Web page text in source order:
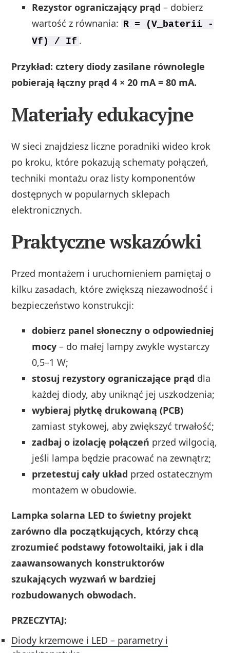
Rezystor ograniczający prąd – dobierz
wartość z równania: R = (V_baterii -
Vf) / If .
Przykład: cztery diody zasilane równolegle
pobierają łączny prąd 4 × 20 mA = 80 mA.
Materiały edukacyjne
W sieci znajdziesz liczne poradniki wideo krok
po kroku, które pokazują schematy połączeń,
techniki montażu oraz listy komponentów
dostępnych w popularnych sklepach
elektronicznych.
Praktyczne wskazówki
Przed montażem i uruchomieniem pamiętaj o
kilku zasadach, które zwiększą niezawodność i
bezpieczeństwo konstrukcji:
dobierz panel słoneczny o odpowiedniej
mocy – do małej lampy zwykle wystarczy
0,5–1 W;
stosuj rezystory ograniczające prąd dla
każdej diody, aby uniknąć jej uszkodzenia;
wybieraj płytkę drukowaną (PCB)
zamiast stykowej, aby zwiększyć trwałość;
zadbaj o izolację połączeń przed wilgocią,
jeśli lampa będzie pracować na zewnątrz;
przetestuj cały układ przed ostatecznym
montażem w obudowie.
Lampka solarna LED to świetny projekt
zarówno dla początkujących, którzy chcą
zrozumieć podstawy fotowoltaiki, jak i dla
zaawansowanych konstruktorów
szukających wyzwań w bardziej
rozbudowanych obwodach.
PRZECZYTAJ:
Diody krzemowe i LED – parametry i